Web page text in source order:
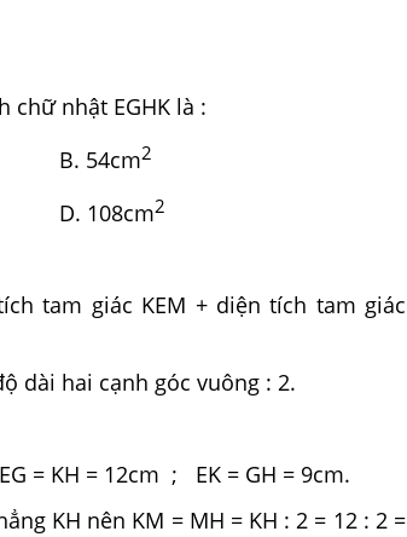
chữ nhật EGHK là :
B. 54cm2
D. 108cm2
tam giác KEM + diện tích tam giác
dài hai cạnh góc vuông : 2.
= KH = 12cm ; EK = GH = 9cm.
KH nên KM = MH = KH : 2 = 12 : 2 =